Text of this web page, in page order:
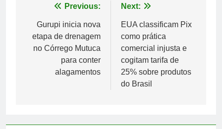
Navegação
de
Post
Previous:
Gurupi inicia nova
etapa de drenagem
no Córrego Mutuca
para conter
alagamentos
Next:
EUA classificam Pix
como prática
comercial injusta e
cogitam tarifa de
25% sobre produtos
do Brasil